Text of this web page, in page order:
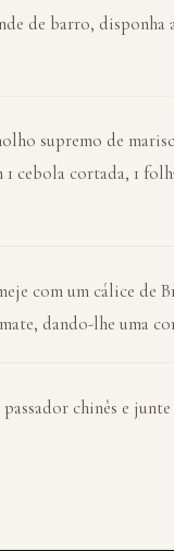
de barro, disponha
supremo de
1 cebola cortada, 1
com um cálice de
dando-lhe uma
chinês e